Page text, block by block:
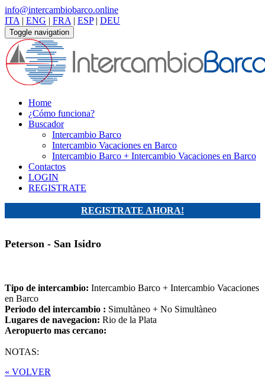
info@intercambiobarco.online
ITA | ENG | FRA | ESP| DEU
Toggle navigation
Home
¿Cómo funciona?
Buscador
Intercambio Barco
Intercambio Vacaciones en Barco
Intercambio Barco + Intercambio Vacaciones en Barco
Contactos
LOGIN
REGISTRATE
REGISTRATE AHORA!
Peterson - San Isidro
Tipo de intercambio: Intercambio Barco + Intercambio Vacaciones
en Barco
Periodo del intercambio : Simultàneo + No Simultàneo
Lugares de navegacion: Rio de la Plata
Aeropuerto mas cercano:
NOTAS:
« VOLVER